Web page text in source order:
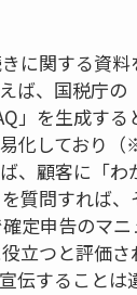
に関する資
ば、国税庁
」を生成す
化しており
、顧客に「
質問すれば
定申告のマ
立つと評価
伝すること